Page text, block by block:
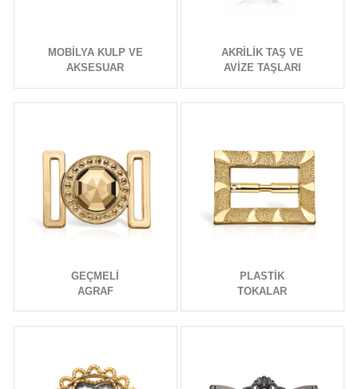
MOBİLYA KULP VE
AKSESUAR
AKRİLİK TAŞ VE
AVİZE TAŞLARI
GEÇMELİ
AGRAF
PLASTİK
TOKALAR